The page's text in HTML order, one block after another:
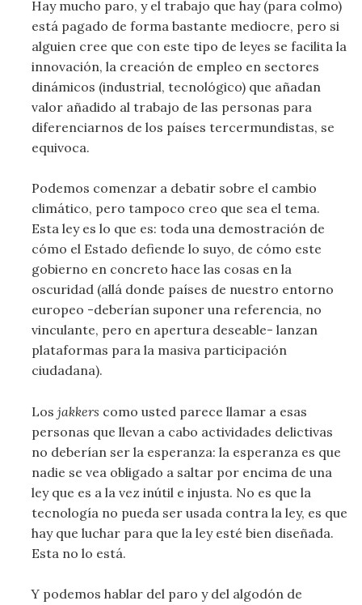
Hay mucho paro, y el trabajo que hay (para colmo)
está pagado de forma bastante mediocre, pero si
alguien cree que con este tipo de leyes se facilita la
innovación, la creación de empleo en sectores
dinámicos (industrial, tecnológico) que añadan
valor añadido al trabajo de las personas para
diferenciarnos de los países tercermundistas, se
equivoca.
Podemos comenzar a debatir sobre el cambio
climático, pero tampoco creo que sea el tema.
Esta ley es lo que es: toda una demostración de
cómo el Estado defiende lo suyo, de cómo este
gobierno en concreto hace las cosas en la
oscuridad (allá donde países de nuestro entorno
europeo -deberían suponer una referencia, no
vinculante, pero en apertura deseable- lanzan
plataformas para la masiva participación
ciudadana).
Losjakkers como usted parece llamar a esas
personas que llevan a cabo actividades delictivas
no deberían ser la esperanza: la esperanza es que
nadie se vea obligado a saltar por encima de una
ley que es a la vez inútil e injusta. No es que la
tecnología no pueda ser usada contra la ley, es que
hay que luchar para que la ley esté bien diseñada.
Esta no lo está.
Y podemos hablar del paro y del algodón de